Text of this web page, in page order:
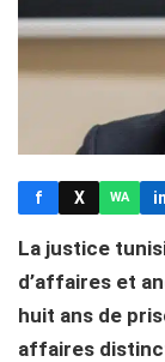
f X WA in
La justice
d’affaires et
huit ans de
affaires